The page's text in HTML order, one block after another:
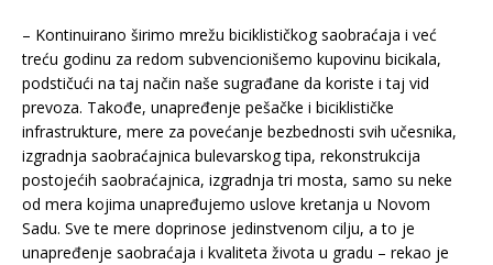
– Kontinuirano širimo mrežu biciklističkog saobraćaja i već
treću godinu za redom subvencionišemo kupovinu bicikala,
podstičući na taj način naše sugrađane da koriste i taj vid
prevoza. Takođe, unapređenje pešačke i biciklističke
infrastrukture, mere za povećanje bezbednosti svih učesnika,
izgradnja saobraćajnica bulevarskog tipa, rekonstrukcija
postojećih saobraćajnica, izgradnja tri mosta, samo su neke
od mera kojima unapređujemo uslove kretanja u Novom
Sadu. Sve te mere doprinose jedinstvenom cilju, a to je
unapređenje saobraćaja i kvaliteta života u gradu – rekao je